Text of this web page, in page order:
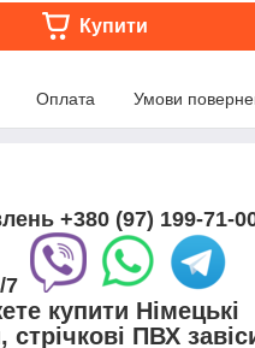
Купити
Оплата Умови
+380 (97) 199-71-
7
купити Німецькі
ПВХ